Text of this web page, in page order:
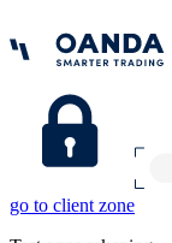
go to client zone